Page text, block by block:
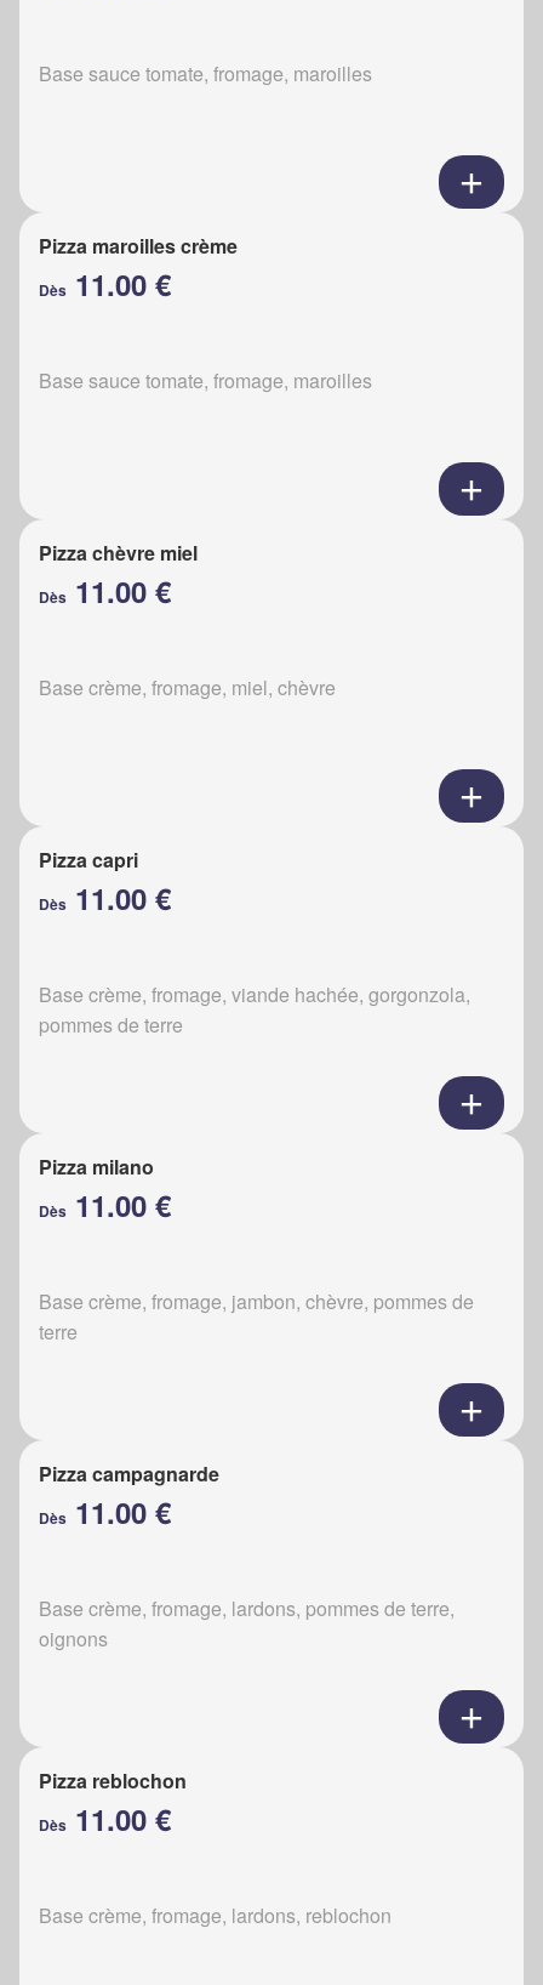
Base sauce tomate, fromage, maroilles
Pizza maroilles crème
Dès 11.00 €
Base sauce tomate, fromage, maroilles
Pizza chèvre miel
Dès 11.00 €
Base crème, fromage, miel, chèvre
Pizza capri
Dès 11.00 €
Base crème, fromage, viande hachée, gorgonzola,
pommes de terre
Pizza milano
Dès 11.00 €
Base crème, fromage, jambon, chèvre, pommes de
terre
Pizza campagnarde
Dès 11.00 €
Base crème, fromage, lardons, pommes de terre,
oignons
Pizza reblochon
Dès 11.00 €
Base crème, fromage, lardons, reblochon